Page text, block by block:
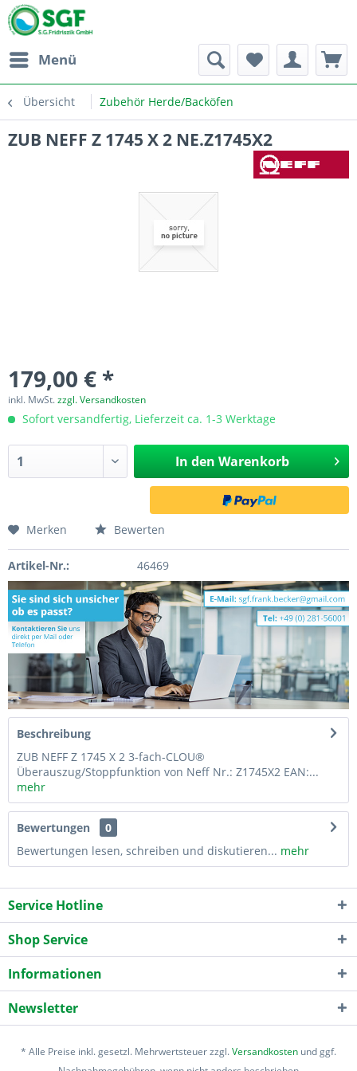
Menü
Übersicht Zubehör Herde/Backöfen
ZUB NEFF Z 1745 X 2 NE.Z1745X2
179,00 € *
inkl. MwSt.zzgl. Versandkosten
Sofort versandfertig, Lieferzeit ca. 1-3 Werktage
In den Warenkorb
Merken Bewerten
Artikel-Nr.: 46469
Beschreibung
ZUB NEFF Z 1745 X 2 3-fach-CLOU®
Überauszug/Stoppfunktion von Neff Nr.: Z1745X2 EAN:...
mehr
Bewertungen
0
Bewertungen lesen, schreiben und diskutieren... mehr
Service Hotline
Shop Service
Informationen
Newsletter
* Alle Preise inkl. gesetzl. Mehrwertsteuer zzgl.Versandkosten und ggf.